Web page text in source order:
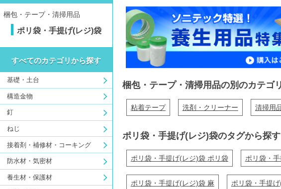
梱包・テープ・清掃用品
ポリ袋・手提げ(レジ)袋
すべてのカテゴリから探す
基礎・土台
構造金物
釘
ねじ
接着剤・補修材・コーキング
防水材・気密材
養生材・保護材
梱包・テープ・清掃用品の別のカテゴ
粘着テープ 洗剤・クリーナー 清掃用
ポリ袋・手提げ(レジ)袋のタグから探す
ポリ袋・手提げ(レジ)袋 ポリ袋 ポリ袋・
ポリ袋・手提げ(レジ)袋 麻 ポリ袋・手提